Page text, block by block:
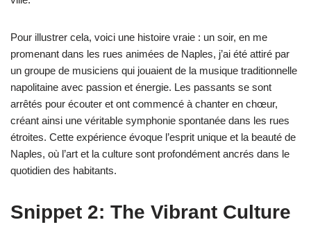
Pour illustrer cela, voici une histoire vraie : un soir, en me
promenant dans les rues animées de Naples, j’ai été attiré par
un groupe de musiciens qui jouaient de la musique traditionnelle
napolitaine avec passion et énergie. Les passants se sont
arrêtés pour écouter et ont commencé à chanter en chœur,
créant ainsi une véritable symphonie spontanée dans les rues
étroites. Cette expérience évoque l’esprit unique et la beauté de
Naples, où l’art et la culture sont profondément ancrés dans le
quotidien des habitants.
Snippet 2: The Vibrant Culture